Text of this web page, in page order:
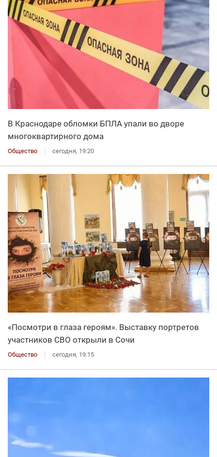
В Краснодаре обломки БПЛА упали во дворе
многоквартирного дома
Общество сегодня, 19:20
«Посмотри в глаза героям». Выставку портретов
участников СВО открыли в Сочи
Общество сегодня, 19:15